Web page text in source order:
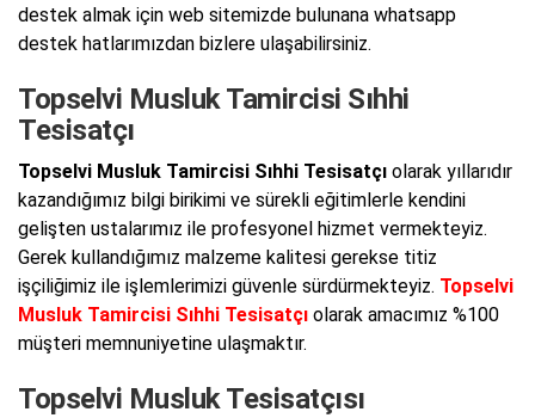
destek almak için web sitemizde bulunana whatsapp
destek hatlarımızdan bizlere ulaşabilirsiniz.
Topselvi Musluk Tamircisi Sıhhi
Tesisatçı
Topselvi Musluk Tamircisi Sıhhi Tesisatçı olarak yıllarıdır
kazandığımız bilgi birikimi ve sürekli eğitimlerle kendini
gelişten ustalarımız ile profesyonel hizmet vermekteyiz.
Gerek kullandığımız malzeme kalitesi gerekse titiz
işçiliğimiz ile işlemlerimizi güvenle sürdürmekteyiz. Topselvi
Musluk Tamircisi Sıhhi Tesisatçı olarak amacımız %100
müşteri memnuniyetine ulaşmaktır.
Topselvi Musluk Tesisatçısı